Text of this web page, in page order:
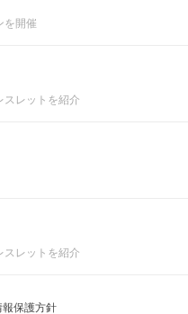
を開催
スレットを紹介
スレットを紹介
保護方針